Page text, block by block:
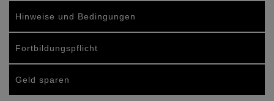
Hinweise und Bedingungen
Fortbildungspflicht
Geld sparen